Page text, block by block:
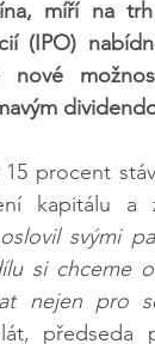
míří na trh
(IPO)
procent
kapitálu a
svými
si chceme
nejen pro
předseda